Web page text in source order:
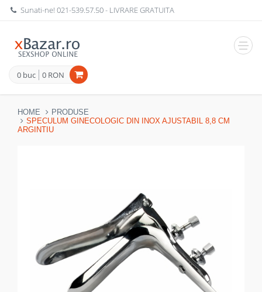
Sunati-ne!021-539.57.50- LIVRARE GRATUITA
0 buc 0 RON
HOME
PRODUSE
SPECULUM GINECOLOGIC DIN INOX AJUSTABIL 8,8 CM
ARGINTIU